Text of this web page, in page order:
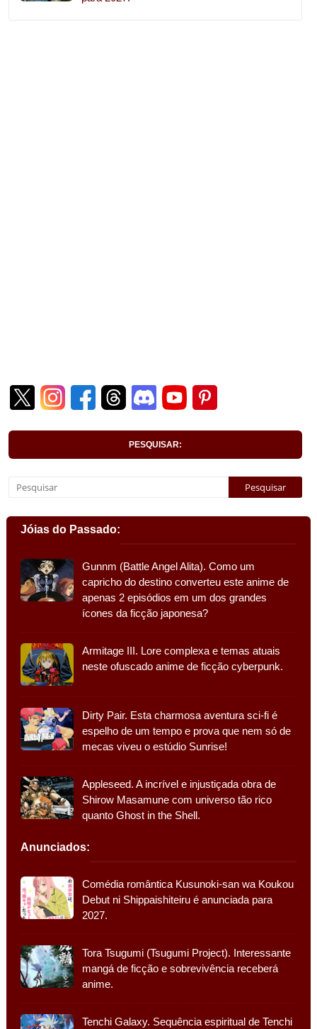
PESQUISAR:
Jóias do Passado:
Gunnm (Battle Angel Alita). Como um
capricho do destino converteu este anime de
apenas 2 episódios em um dos grandes
ícones da ficção japonesa?
Armitage III. Lore complexa e temas atuais
neste ofuscado anime de ficção cyberpunk.
Dirty Pair. Esta charmosa aventura sci-fi é
espelho de um tempo e prova que nem só de
mecas viveu o estúdio Sunrise!
Appleseed. A incrível e injustiçada obra de
Shirow Masamune com universo tão rico
quanto Ghost in the Shell.
Anunciados:
Comédia romântica Kusunoki-san wa Koukou
Debut ni Shippaishiteiru é anunciada para
2027.
Tora Tsugumi (Tsugumi Project). Interessante
mangá de ficção e sobrevivência receberá
anime.
Tenchi Galaxy. Sequência espiritual de Tenchi